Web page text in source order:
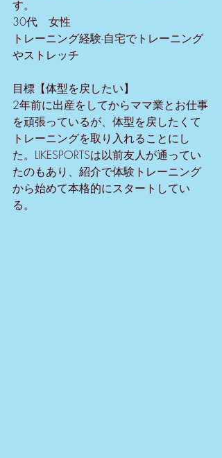
す。
30代　女性
トレーニング経験-自宅でトレーニング
やストレッチ
目標【体型を戻したい】
2年前に出産をしてからママ業とお仕事
を頑張っているが、体型を戻したくて
トレーニングを取り入れることにし
た。LIKESPORTSは以前友人が通ってい
たのもあり、紹介で体験トレーニング
から始めて本格的にスタートしてい
る。